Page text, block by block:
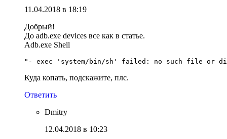
11.04.2018 в 18:19
Добрый!
До adb.exe devices все как в статье.
Adb.exe Shell
"- exec 'system/bin/sh' failed: no such file or
Куда копать, подскажите, плс.
Ответить
Dmitry
12.04.2018 в 10:23